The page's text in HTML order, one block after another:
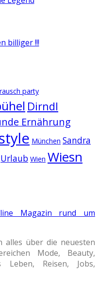
billiger !!!
party
Dirndl
Ernährung
München Sandra
Urlaub Wien Wiesn
Magazin rund um
alles über die neuesten
Mode, Beauty,
Leben, Reisen, Jobs,